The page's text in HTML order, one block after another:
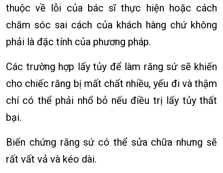
thuộc về lỗi của bác sĩ thực hiện hoặc cách
chăm sóc sai cách của khách hàng chứ không
phải là đặc tính của phương pháp.
Các trường hợp lấy tủy để làm răng sứ sẽ khiến
cho chiếc răng bị mất chất nhiều, yếu đi và thậm
chí có thể phải nhổ bỏ nếu điều trị lấy tủy thất
bại.
Biến chứng răng sứ có thể sửa chữa nhưng sẽ
rất vất vả và kéo dài.